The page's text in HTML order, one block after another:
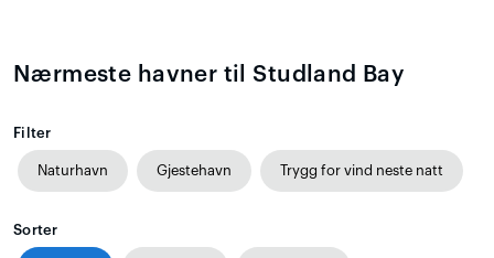
Nærmeste havner til Studland Bay
Filter
Naturhavn Gjestehavn Trygg for vind neste natt
Sorter